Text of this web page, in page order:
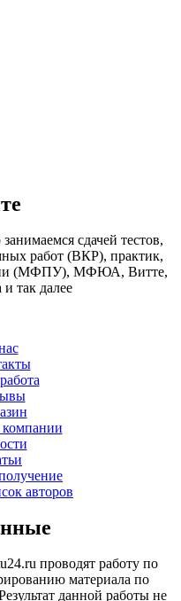
сдачей тестов,
работ (ВКР), практик,
(МФПУ), МФЮА, Витте,
так далее
авторов
проводят работу по
материала по
данной работы не